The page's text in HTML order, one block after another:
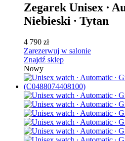
Zegarek Unisex ∙
Niebieski ∙ Tytan
4 790 zł
Zarezerwuj w salonie
Znajdź sklep
Nowy